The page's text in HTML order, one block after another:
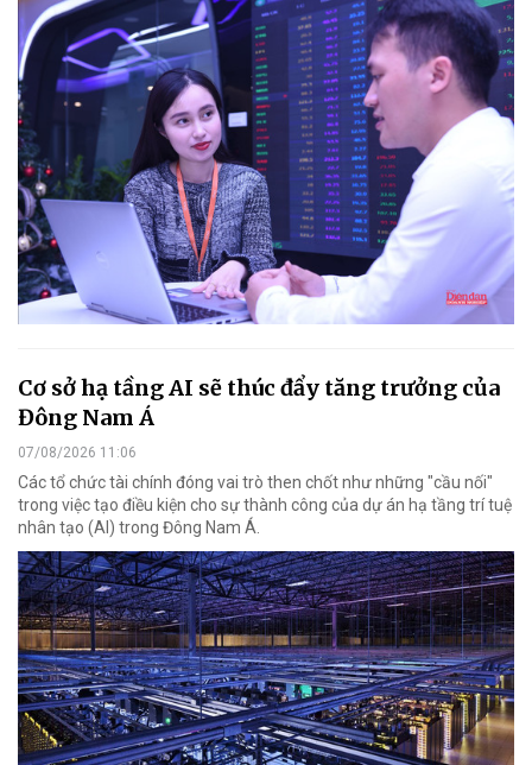
Cơ sở hạ tầng AI sẽ thúc đẩy tăng trưởng của
Đông Nam Á
07/08/2026 11:06
Các tổ chức tài chính đóng vai trò then chốt như những "cầu nối"
trong việc tạo điều kiện cho sự thành công của dự án hạ tầng trí tuệ
nhân tạo (AI) trong Đông Nam Á.